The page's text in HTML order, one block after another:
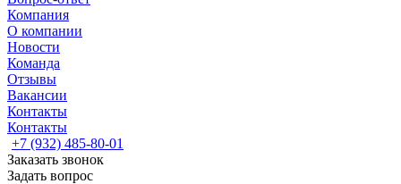
Компания
О компании
Новости
Команда
Отзывы
Вакансии
Контакты
Контакты
+7 (932) 485-80-01
Заказать звонок
Задать вопрос